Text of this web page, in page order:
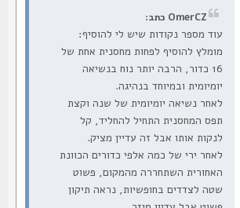
OmerCZ כתב:
עוד מספר נקודות שיש לי להוסיף:
מומלץ להוסיף לפחות מחסנית אחת של
16 כדור, הרבה יותר נוח בנשיאה
יומיומית ובמיוחד בנהיגה.
לאחר נשיאה יומיומית של שנה וקצת
תפס המחסנית התחיל להחליד, קל
לנקות אותו אבל זה עדיין מציק.
לאחר ירי של כמה אלפי כדורים הכוונת
האחורית השתחררה מהמקום, פשוט
שטה לצדדים בחופשיות, נראה תיקון